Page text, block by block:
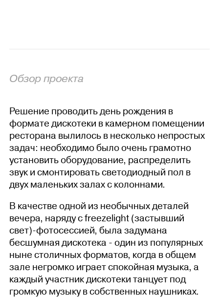
Обзор проекта
Решение проводить день рождения в
формате дискотеки в камерном помещении
ресторана вылилось в несколько непростых
задач: необходимо было очень грамотно
установить оборудование, распределить
звук и смонтировать светодиодный пол в
двух маленьких залах с колоннами.
В качестве одной из необычных деталей
вечера, наряду с freezelight (застывший
свет)-фотосессией, была задумана
бесшумная дискотека - один из популярных
ныне столичных форматов, когда в общем
зале негромко играет спокойная музыка, а
каждый участник дискотеки танцует под
громкую музыку в собственных наушниках.